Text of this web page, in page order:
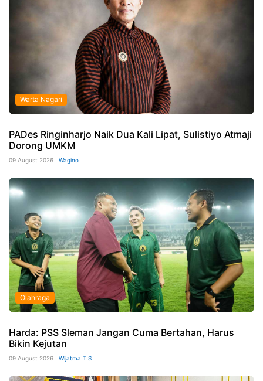
Warta Nagari
PADes Ringinharjo Naik Dua Kali Lipat, Sulistiyo Atmaji
Dorong UMKM
09 August 2026 | Wagino
Olahraga
Harda: PSS Sleman Jangan Cuma Bertahan, Harus
Bikin Kejutan
09 August 2026 | Wijatma T S